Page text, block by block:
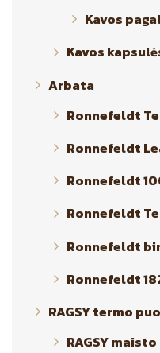
Kavos
Kavos
Arbata
Ronnefeldt
Ronnefeldt
Ronnefeldt
Ronnefeldt
Ronnefeldt
Ronnefeldt
RAGSY termo
RAGSY